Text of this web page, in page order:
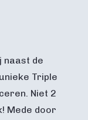
naast de
Triple
Niet 2
Mede door